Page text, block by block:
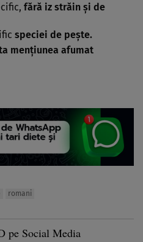
fără iz străin şi de
speciei de peşte.
menţiunea afumat
romani
pe Social Media